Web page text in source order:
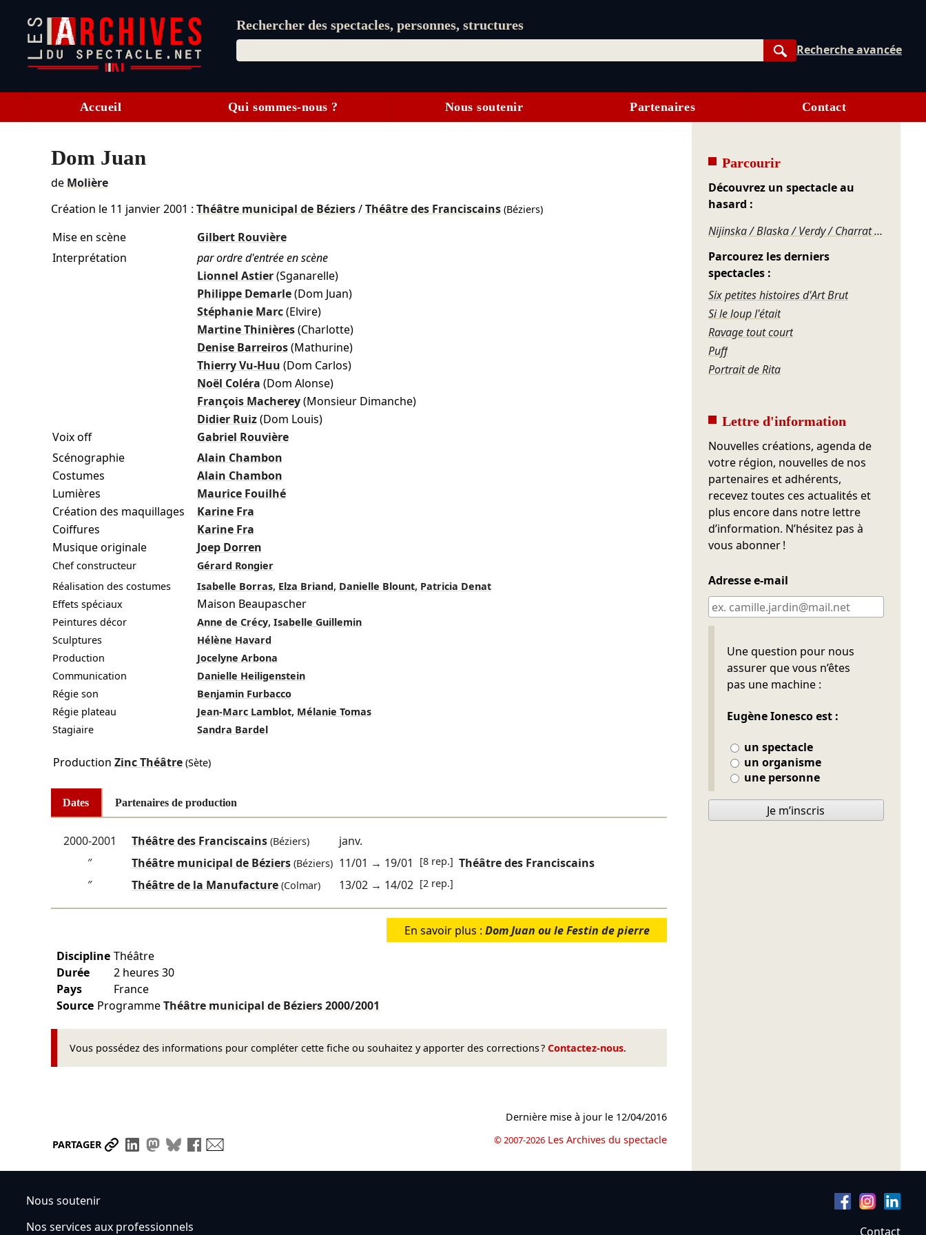
Rechercher des spectacles, personnes, structures
Rechercher
Recherche avancée
Accueil Qui sommes-nous ? Nous soutenir Partenaires Contact
Dom Juan
de Molière
Création le 11 janvier 2001 : Théâtre municipal de Béziers/Théâtre des Franciscains(Béziers)
Mise en scène
Gilbert Rouvière
Interprétation
par ordre d'entrée en scène
Lionnel Astier (Sganarelle)
Philippe Demarle (Dom Juan)
Stéphanie Marc (Elvire)
Martine Thinières (Charlotte)
Denise Barreiros (Mathurine)
Thierry Vu-Huu (Dom Carlos)
Noël Coléra (Dom Alonse)
François Macherey (Monsieur Dimanche)
Didier Ruiz (Dom Louis)
Voix off
Gabriel Rouvière
Scénographie
Alain Chambon
Costumes
Alain Chambon
Lumières
Maurice Fouilhé
Création des maquillages
Karine Fra
Coiffures
Karine Fra
Musique originale
Joep Dorren
Chef constructeur
Gérard Rongier
Réalisation des costumes
Isabelle Borras, Elza Briand, Danielle Blount, Patricia Denat
Effets spéciaux
Maison Beaupascher
Peintures décor Anne de Crécy, Isabelle Guillemin
Sculptures
Hélène Havard
Production
Jocelyne Arbona
Communication
Danielle Heiligenstein
Régie son
Benjamin Furbacco
Régie plateau
Jean-Marc Lamblot, Mélanie Tomas
Stagiaire
Sandra Bardel
Production Zinc Théâtre(Sète)
Dates Partenaires de production
2000-2001 Théâtre des Franciscains(Béziers)
janv.
″
Théâtre municipal de Béziers(Béziers) 11/01 → 19/01 [8 rep.] Théâtre des Franciscains
″
Théâtre de la Manufacture(Colmar) 13/02→ 14/02 [2 rep.]
En savoir plus : Dom Juan ou le Festin de pierre
Discipline Théâtre
Durée
2 heures 30
Pays
France
Source ProgrammeThéâtre municipal de Béziers2000/2001
Vous possédez des informations pour compléter cette fiche ou souhaitez y apporter des corrections ? Contactez-nous.
PARTAGER Partager le lien
Partager sur LinkedIn
Partager sur Mastodon
Partager sur Bluesky
Partager sur Facebook
Dernière mise à jour le 12/04/2016
© 2007-2026 Les Archives du spectacle
Parcourir
Découvrez un spectacle au
hasard :
Nijinska / Blaska / Verdy / Charrat – Spectacle de ballets
Parcourez les derniers
spectacles :
Six petites histoires d'Art Brut
Si le loup l'était
Ravage tout court
Puff
Portrait de Rita
Lettre d'information
Nouvelles créations, agenda de
votre région, nouvelles de nos
partenaires et adhérents,
recevez toutes ces actualités et
plus encore dans notre lettre
d’information. N’hésitez pas à
vous abonner !
Adresse e-mail
Une question pour nous
assurer que vous n’êtes
pas une machine :
Eugène Ionesco est :
un spectacle
un organisme
une personne
Ne pas remplir
Je m’inscris
Nous soutenir
Nos services aux professionnels
Contact